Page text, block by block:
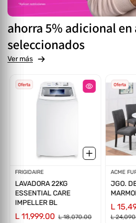
ahorra 5% adicional
seleccionados
Ver más
Oferta
Proveedor:
FRIGIDAIRE
LAVADORA 22KG
ESSENTIAL CARE
IMPELLER BL
L 11,999.00 L 18,070.00
Oferta
ACME
JGO.
L
L